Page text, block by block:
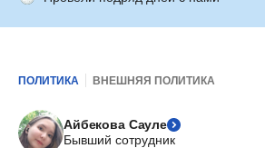
ПОЛИТИКА ВНЕШНЯЯ ПОЛИТИКА
Айбекова Сауле
Бывший сотрудник